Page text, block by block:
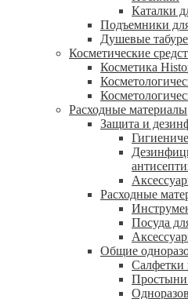
Каталки
Подъемники
Душевые
Косметические
Косметика
Расходные материалы
Защита и
Расходные
Посуда
Общие
Салфетки